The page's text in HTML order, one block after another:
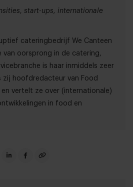
start-ups, internationale
cateringbedrijf We Canteen
van oorsprong in de catering,
is haar inmiddels zeer
zij hoofdredacteur van Food
vertelt ze over (internationale)
in food en